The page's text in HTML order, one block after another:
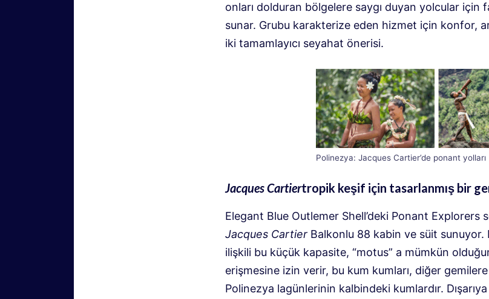
onları dolduran bölgelere saygı duyan yolcular için
sunar. Grubu karakterize eden hizmet için konfor,
iki tamamlayıcı seyahat önerisi.
Polinezya: Jacques Cartier’de ponant yolları
Jacques Cartiertropik keşif için tasarlanmış bir
Elegant Blue Outlemer Shell’deki Ponant Explorers
Jacques Cartier Balkonlu 88 kabin ve süit sunuyor.
ilişkili bu küçük kapasite, “motus” a mümkün
erişmesine izin verir, bu kum kumları, diğer
Polinezya lagünlerinin kalbindeki kumlardır.